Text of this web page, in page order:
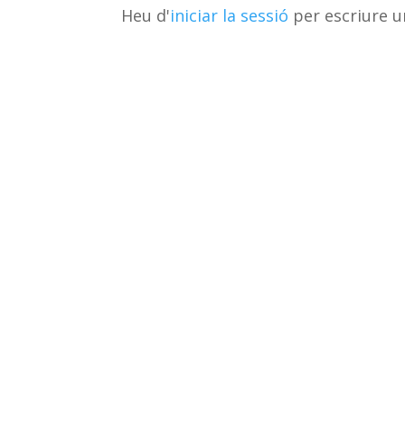
ix
Heu d'iniciar la sessió per escriure